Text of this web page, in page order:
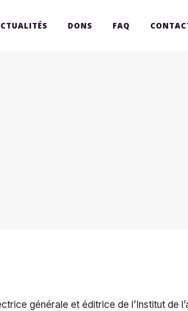
DONS FAQ
générale et éditrice de l’Institut de